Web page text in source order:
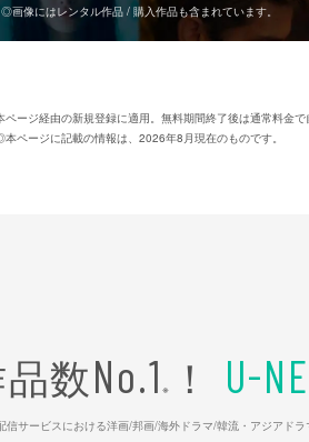
◎画像にはレンタル作品 / 購入作品も含まれています。
ージ経由の新規登録に適用。無料期間終了後は通常料金で
ページに記載の情報は、2026年8月現在のものです。
数No.1 ※ ！ U-
サービスにおける洋画/邦画/海外ドラマ/韓流・アジアドラ